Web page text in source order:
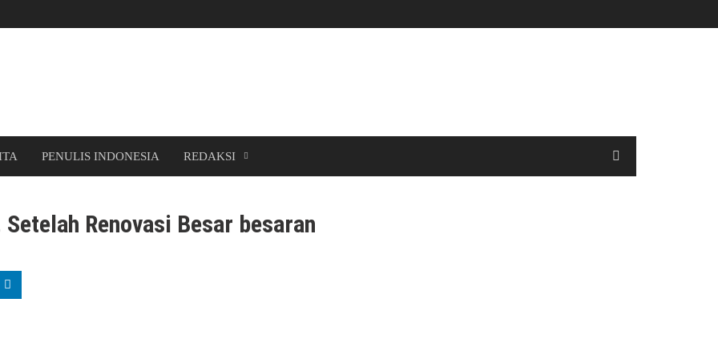
PENULIS INDONESIA REDAKSI
Renovasi Besar besaran